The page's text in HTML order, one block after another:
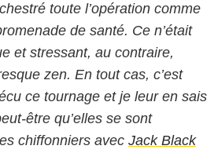
toute l’opération comme
de santé. Ce n’était
et stressant, au contraire,
zen. En tout cas, c’est
ce tournage et je leur en sais
être qu’elles se sont
chiffonniers avec Jack Black